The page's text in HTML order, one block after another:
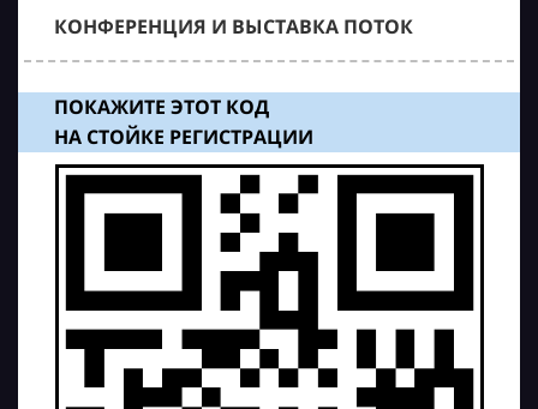
КОНФЕРЕНЦИЯ И ВЫСТАВКА ПОТОК
ПОКАЖИТЕ ЭТОТ КОД
НА СТОЙКЕ РЕГИСТРАЦИИ